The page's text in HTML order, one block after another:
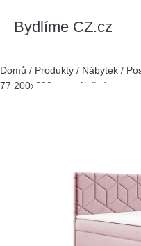
Bydlíme CZ.cz
Domů / Produkty / Nábytek /
77 200x200 cm s úložným